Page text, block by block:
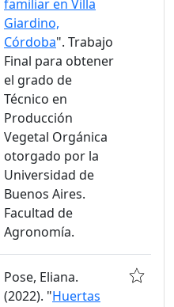
familiar en Villa
Giardino,
Córdoba". Trabajo
Final para obtener
el grado de
Técnico en
Producción
Vegetal Orgánica
otorgado por la
Universidad de
Buenos Aires.
Facultad de
Agronomía.
Pose, Eliana.
(2022). "Huertas